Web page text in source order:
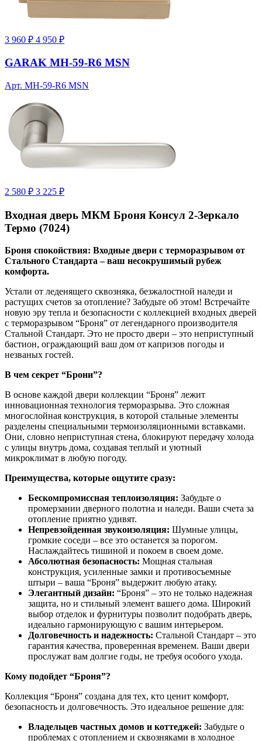
3 960 ₽ 4 950 ₽
GARAK MH-59-R6 MSN
Арт. MH-59-R6 MSN
2 580 ₽ 3 225 ₽
Входная дверь МКМ Броня Консул 2-Зеркало
Термо (7024)
Броня спокойствия: Входные двери с терморазрывом от
Стального Стандарта – ваш несокрушимый рубеж
комфорта.
Устали от леденящего сквозняка, безжалостной наледи и
растущих счетов за отопление? Забудьте об этом! Встречайте
новую эру тепла и безопасности с коллекцией входных дверей
с терморазрывом “Броня” от легендарного производителя
Стальной Стандарт. Это не просто двери – это неприступный
бастион, ограждающий ваш дом от капризов погоды и
незваных гостей.
В чем секрет “Брони”?
В основе каждой двери коллекции “Броня” лежит
инновационная технология терморазрыва. Это сложная
многослойная конструкция, в которой стальные элементы
разделены специальными термоизоляционными вставками.
Они, словно неприступная стена, блокируют передачу холода
с улицы внутрь дома, создавая теплый и уютный
микроклимат в любую погоду.
Преимущества, которые ощутите сразу:
Бескомпромиссная теплоизоляция: Забудьте о
промерзании дверного полотна и наледи. Ваши счета за
отопление приятно удивят.
Непревзойденная звукоизоляция: Шумные улицы,
громкие соседи – все это останется за порогом.
Наслаждайтесь тишиной и покоем в своем доме.
Абсолютная безопасность: Мощная стальная
конструкция, усиленные замки и противосъемные
штыри – ваша “Броня” выдержит любую атаку.
Элегантный дизайн: “Броня” – это не только надежная
защита, но и стильный элемент вашего дома. Широкий
выбор отделок и фурнитуры позволит подобрать дверь,
идеально гармонирующую с вашим интерьером.
Долговечность и надежность: Стальной Стандарт – это
гарантия качества, проверенная временем. Ваши двери
прослужат вам долгие годы, не требуя особого ухода.
Кому подойдет “Броня”?
Коллекция “Броня” создана для тех, кто ценит комфорт,
безопасность и долговечность. Это идеальное решение для:
Владельцев частных домов и коттеджей: Забудьте о
проблемах с отоплением и сквозняками в холодное